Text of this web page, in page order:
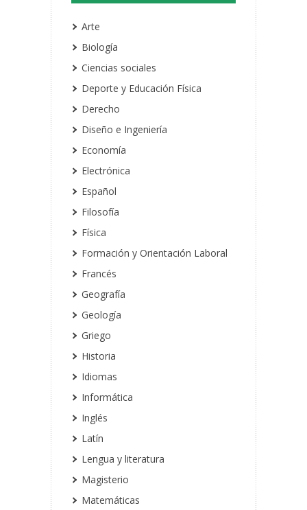
Arte
Biología
Ciencias sociales
Deporte y Educación Física
Derecho
Diseño e Ingeniería
Economía
Electrónica
Español
Filosofía
Física
Formación y Orientación Laboral
Francés
Geografía
Geología
Griego
Historia
Idiomas
Informática
Inglés
Latín
Lengua y literatura
Magisterio
Matemáticas